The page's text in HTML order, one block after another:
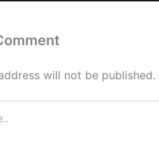
will not be published.